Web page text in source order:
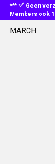
***
Geen
Members ook
MARCH